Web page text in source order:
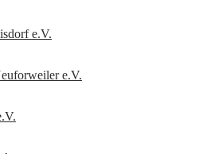
e.V.
e.V.